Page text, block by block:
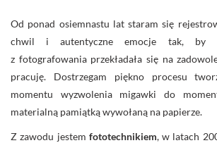
Od ponad osiemnastu lat staram się
chwil i autentyczne emocje tak, by
z fotografowania przekładała się na
pracuję. Dostrzegam piękno procesu
momentu wyzwolenia migawki do
materialną pamiątką wywołaną na papierze.
Z zawodu jestem fototechnikiem, w latach